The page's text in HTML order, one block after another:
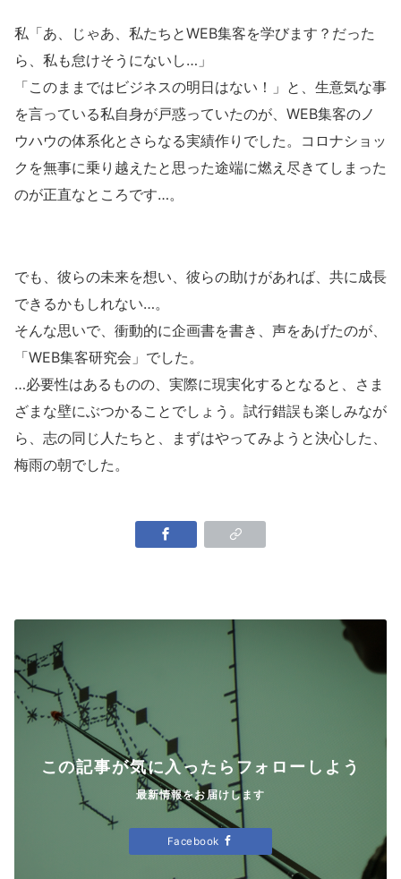
私「あ、じゃあ、私たちとWEB集客を学びます？だった
ら、私も怠けそうにないし…」
「このままではビジネスの明日はない！」と、生意気な事
を言っている私自身が戸惑っていたのが、WEB集客のノ
ウハウの体系化とさらなる実績作りでした。コロナショッ
クを無事に乗り越えたと思った途端に燃え尽きてしまった
のが正直なところです…。
でも、彼らの未来を想い、彼らの助けがあれば、共に成長
できるかもしれない…。
そんな思いで、衝動的に企画書を書き、声をあげたのが、
「WEB集客研究会」でした。
…必要性はあるものの、実際に現実化するとなると、さま
ざまな壁にぶつかることでしょう。試行錯誤も楽しみなが
ら、志の同じ人たちと、まずはやってみようと決心した、
梅雨の朝でした。
この記事が気に入ったらフォローしよう
最新情報をお届けします
Facebook